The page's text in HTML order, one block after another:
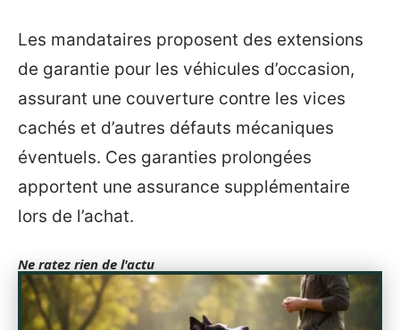
Les mandataires proposent des extensions
de garantie pour les véhicules d’occasion,
assurant une couverture contre les vices
cachés et d’autres défauts mécaniques
éventuels. Ces garanties prolongées
apportent une assurance supplémentaire
lors de l’achat.
Ne ratez rien de l'actu